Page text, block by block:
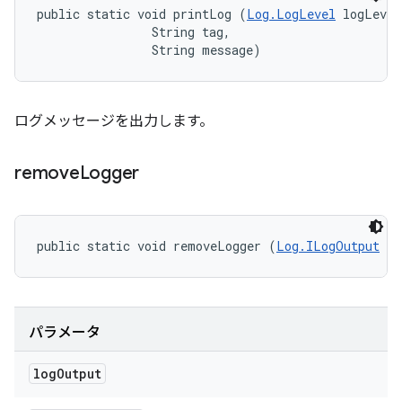
public static void printLog (Log.LogLevel
                String tag,
                String message)
ログメッセージを出力します。
removeLogger
public static void removeLogger (Log.ILogOutput
パラメータ
logOutput